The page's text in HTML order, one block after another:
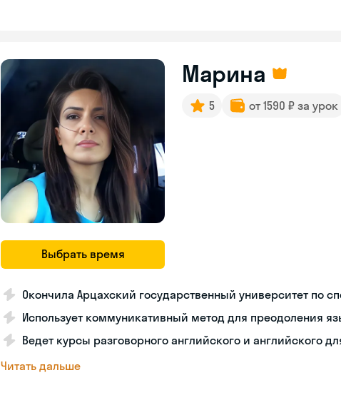
Выбрать время
Марина
5 от 1590 ₽ за урок
Окончила Арцахский государственный университет по
Использует коммуникативный метод для преодоления
Ведет курсы разговорного английского и английского
Читать дальше